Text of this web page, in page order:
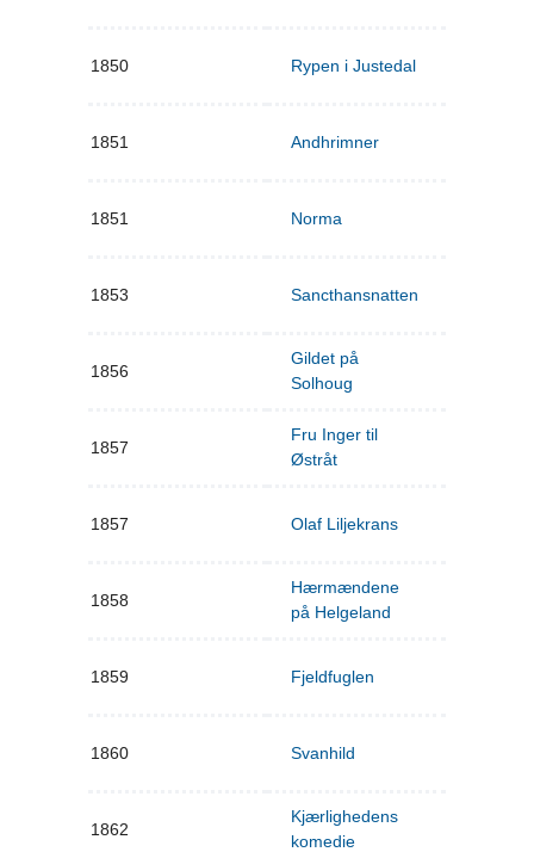
1850 Rypen i Justedal
1851 Andhrimner
1851 Norma
1853 Sancthansnatten
1856
Gildet på
Solhoug
1857
Fru Inger til
Østråt
1857 Olaf Liljekrans
1858
Hærmændene
på Helgeland
1859 Fjeldfuglen
1860 Svanhild
1862
Kjærlighedens
komedie